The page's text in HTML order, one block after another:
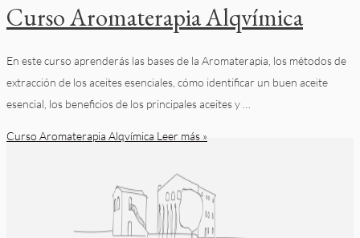
Curso Aromaterapia Alqvímica
En este curso aprenderás las bases de la Aromaterapia, los métodos de
extracción de los aceites esenciales, cómo identificar un buen aceite
esencial, los beneficios de los principales aceites y …
Curso Aromaterapia Alqvímica Leer más »